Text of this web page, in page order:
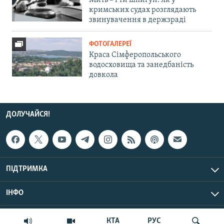
КТА РУС
кримських судах розглядають
звинувачення в держзраді
ФОТОГАЛЕРЕЇ
Краса Сімферопольського
водосховища та занедбаність
довкола
ДОЛУЧАЙСЯ!
ПІДТРИМКА
ІНФО
© Крим.Реалії, 2026 | Усі права застережено.